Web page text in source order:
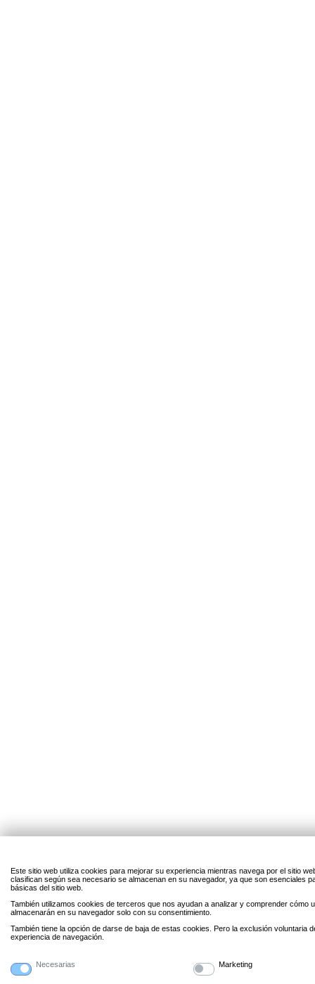
Este sitio web utiliza cookies para mejorar su experiencia mientras navega por el sitio
clasifican según sea necesario se almacenan en su navegador, ya que son esenciales
básicas del sitio web.
También utilizamos cookies de terceros que nos ayudan a analizar y comprender cómo
almacenarán en su navegador solo con su consentimiento.
También tiene la opción de darse de baja de estas cookies. Pero la exclusión voluntaria
experiencia de navegación.
Necesarias Marketing